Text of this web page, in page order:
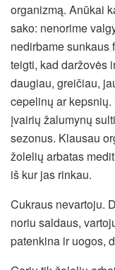
organizmą. Anūkai
sako: nenorime
nedirbame sunkaus
teigti, kad daržovės
daugiau, greičiau,
cepelinų ar
įvairių žalumynų
sezonus. Klausau
žolelių arbatas
iš kur jas rinkau.
Cukraus nevartoju.
noriu saldaus,
patenkina ir uogos,